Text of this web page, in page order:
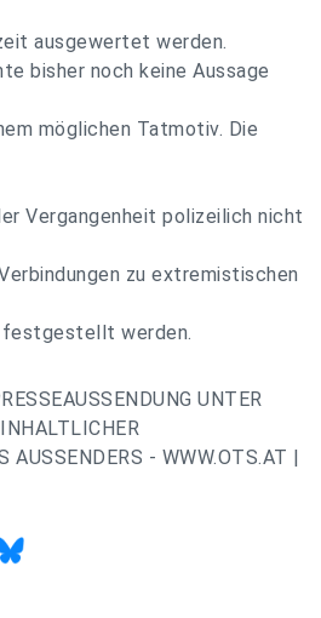
ausgewertet werden.
bisher noch keine Aussage
möglichen Tatmotiv. Die
Vergangenheit polizeilich nicht
zu extremistischen
werden.
UNTER
AUSSENDERS - WWW.OTS.AT |